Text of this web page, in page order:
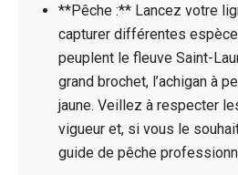
**Pêche :** Lancez votre
capturer différentes
peuplent le fleuve Saint-
grand brochet, l’achigan à
jaune. Veillez à respecter
vigueur et, si vous le
guide de pêche